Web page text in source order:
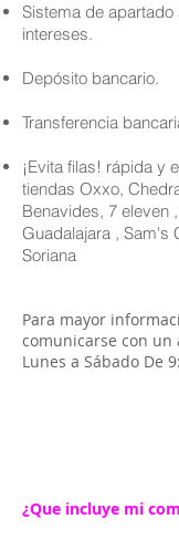
Sistema de
intereses.
Depósito bancario.
Transferencia
¡Evita filas! rápida y
tiendas Oxxo,
Benavides, 7 eleven
Guadalajara , Sam's
Soriana
Para mayor
comunicarse con un
Lunes a Sábado De
¿Que incluye mi